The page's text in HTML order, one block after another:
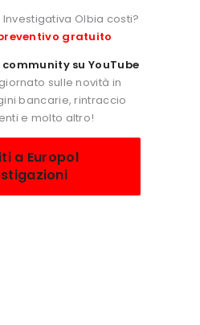
Investigativa Olbia costi?
gratuito
community su YouTube
sulle novità in
bancarie, rintraccio
e molto altro!
a Europol